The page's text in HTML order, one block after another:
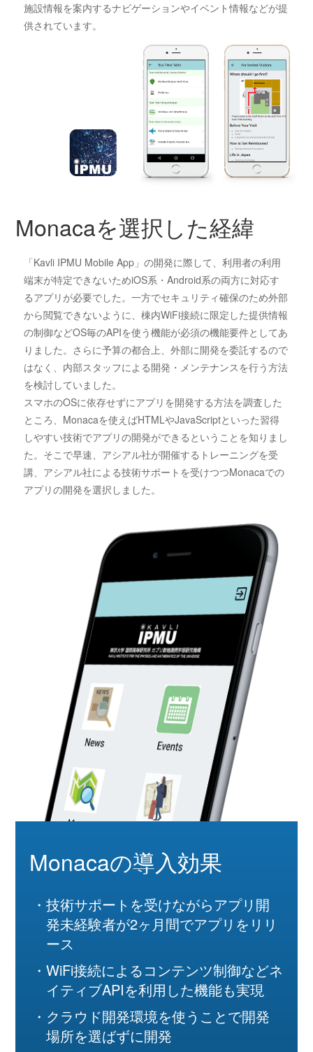
施設情報を案内するナビゲーションやイベント情報などが提
供されています。
Monacaを選択した経緯
「Kavli IPMU Mobile App」の開発に際して、利用者の利用
端末が特定できないためiOS系・Android系の両方に対応す
るアプリが必要でした。一方でセキュリティ確保のため外部
から閲覧できないように、棟内WiFi接続に限定した提供情報
の制御などOS毎のAPIを使う機能が必須の機能要件としてあ
りました。さらに予算の都合上、外部に開発を委託するので
はなく、内部スタッフによる開発・メンテナンスを行う方法
を検討していました。
スマホのOSに依存せずにアプリを開発する方法を調査した
ところ、Monacaを使えばHTMLやJavaScriptといった習得
しやすい技術でアプリの開発ができるということを知りまし
た。そこで早速、アシアル社が開催するトレーニングを受
講、アシアル社による技術サポートを受けつつMonacaでの
アプリの開発を選択しました。
Monacaの導入効果
技術サポートを受けながらアプリ開
発未経験者が2ヶ月間でアプリをリリ
ース
WiFi接続によるコンテンツ制御などネ
イティブAPIを利用した機能も実現
クラウド開発環境を使うことで開発
場所を選ばずに開発